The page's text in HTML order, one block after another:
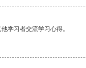
学习者交流学习心得。